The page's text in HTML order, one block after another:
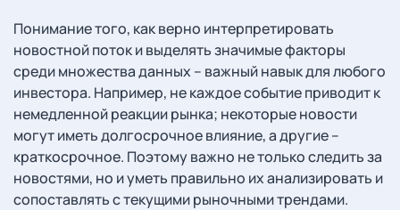
Понимание того, как верно интерпретировать
новостной поток и выделять значимые факторы
среди множества данных – важный навык для любого
инвестора. Например, не каждое событие приводит к
немедленной реакции рынка; некоторые новости
могут иметь долгосрочное влияние, а другие –
краткосрочное. Поэтому важно не только следить за
новостями, но и уметь правильно их анализировать и
сопоставлять с текущими рыночными трендами.